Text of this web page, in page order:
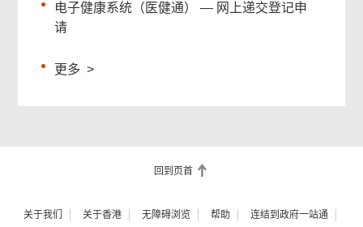
电子健康系统（医健通） — 网上递交登记申
请
更多 >
回到页首
关于我们 关于香港 无障碍浏览 帮助 连结到政府一站通